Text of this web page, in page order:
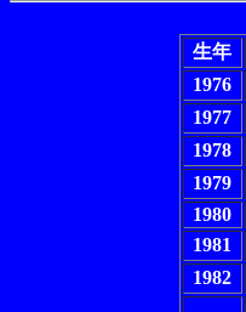
生年
1976
1977
1978
1979
1980
1981
1982